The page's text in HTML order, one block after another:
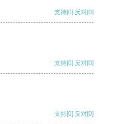
支持[0] 反对[0]
支持[0] 反对[0]
支持[0] 反对[0]